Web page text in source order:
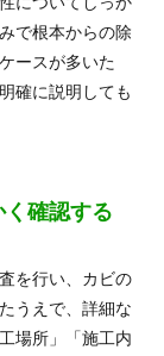
で根本からの除
ースが多いた
確に説明しても
確認する
を行い、カビの
うえで、詳細な
場所」「施工内